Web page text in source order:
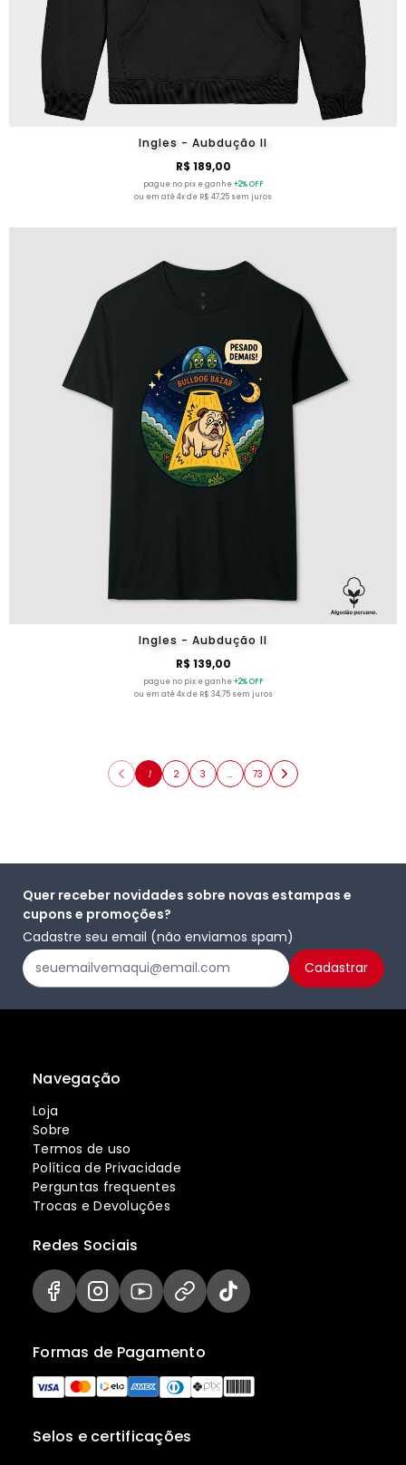
Ingles - Aubdução II
R$ 189,00
pague no pix e ganhe+2% OFF
ou em até 4x de R$ 47,25 sem juros
Ingles - Aubdução II
R$ 139,00
pague no pix e ganhe+2% OFF
ou em até 4x de R$ 34,75 sem juros
1 2 3 … 73
Quer receber novidades sobre novas estampas e
cupons e promoções?
Cadastre seu email (não enviamos spam)
Navegação
Loja
Sobre
Termos de uso
Política de Privacidade
Perguntas frequentes
Trocas e Devoluções
Selos e certificações
Formas de Pagamento
Redes Sociais